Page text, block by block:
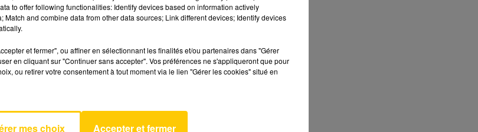
NORD
to offer following functionalities: Identify devices based on information actively
and combine data from other data sources; Link different devices; Identify devices
et fermer", ou affiner en sélectionnant les finalités et/ou partenaires dans "Gérer
en cliquant sur "Continuer sans accepter". Vos préférences ne s'appliqueront que pour
ou retirer votre consentement à tout moment via le lien "Gérer les cookies" situé en
mes choix Accepter et fermer